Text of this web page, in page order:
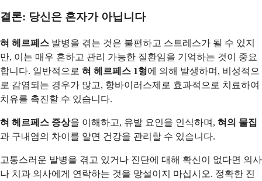
결론: 당신은 혼자가 아닙니다
혀 헤르페스 발병을 겪는 것은 불편하고 스트레스가 될 수 있지
만, 이는 매우 흔하고 관리 가능한 질환임을 기억하는 것이 중요
합니다. 일반적으로 혀 헤르페스 1형에 의해 발생하며, 비성적으
로 감염되는 경우가 많고, 항바이러스제로 효과적으로 치료하여
치유를 촉진할 수 있습니다.
혀 헤르페스 증상을 이해하고, 유발 요인을 인식하며, 혀의 물집
과 구내염의 차이를 알면 건강을 관리할 수 있습니다.
고통스러운 발병을 겪고 있거나 진단에 대해 확신이 없다면 의사
나 치과 의사에게 연락하는 것을 망설이지 마십시오. 정확한 진